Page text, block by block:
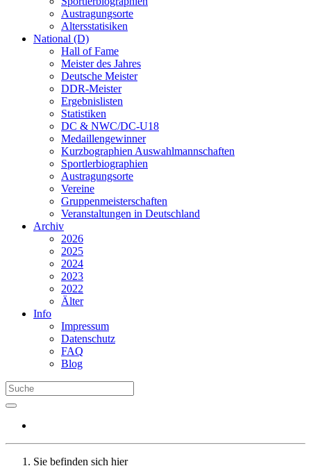
Austragungsorte
Altersstatisiken
National (D)
Hall of Fame
Meister des Jahres
Deutsche Meister
DDR-Meister
Ergebnislisten
Statistiken
DC & NWC/DC-U18
Medaillengewinner
Kurzbographien Auswahlmannschaften
Sportlerbiographien
Austragungsorte
Vereine
Gruppenmeisterschaften
Veranstaltungen in Deutschland
Archiv
2026
2025
2024
2023
2022
Älter
Info
Impressum
Datenschutz
FAQ
Blog
Sie befinden sich hier